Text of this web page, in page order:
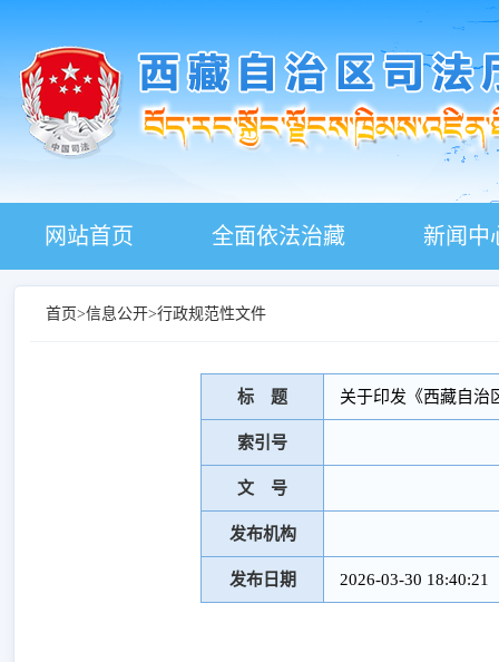
网站首页 全面依法治藏 新闻中
首页>信息公开>行政规范性文件
标 题 关于印发《西藏自治
索引号
文 号
发布机构
发布日期 2026-03-30 18:40:21